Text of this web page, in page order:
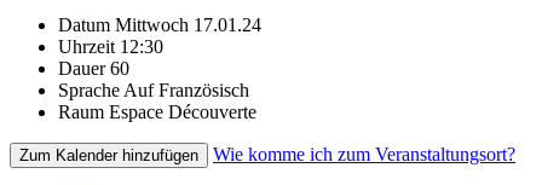
Datum Mittwoch 17.01.24
Uhrzeit 12:30
Dauer 60
Sprache Auf Französisch
Raum Espace Découverte
Zum Kalender hinzufügen Wie komme ich zum Veranstaltungsort?